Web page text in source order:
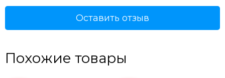
Оставить отзыв
Похожие товары